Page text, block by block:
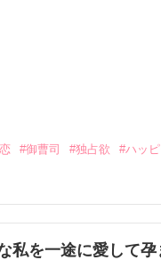
#御曹司 #独占欲 #ハッ
私を一途に愛して孕